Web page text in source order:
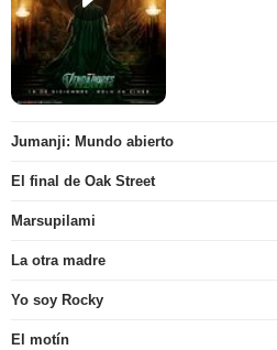
Jumanji: Mundo abierto
El final de Oak Street
Marsupilami
La otra madre
Yo soy Rocky
El motín